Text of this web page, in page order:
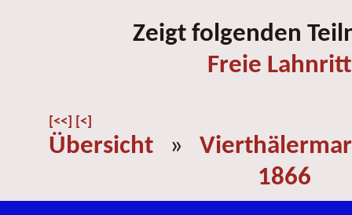
Zeigt folgenden
Freie
[<<] [<]
Übersicht »
1866